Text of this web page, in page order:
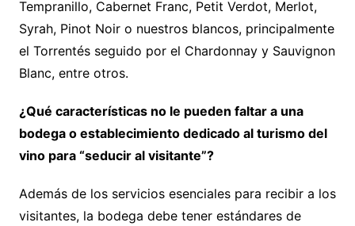
Tempranillo, Cabernet Franc, Petit Verdot, Merlot,
Syrah, Pinot Noir o nuestros blancos, principalmente
el Torrentés seguido por el Chardonnay y Sauvignon
Blanc, entre otros.
¿Qué características no le pueden faltar a una
bodega o establecimiento dedicado al turismo del
vino para “seducir al visitante”?
Además de los servicios esenciales para recibir a los
visitantes, la bodega debe tener estándares de